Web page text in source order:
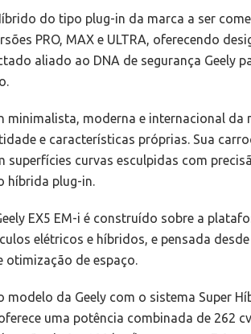
do tipo plug-in da marca a ser
PRO, MAX e ULTRA, oferecendo
aliado ao DNA de segurança Geely
minimalista, moderna e internacional da
e características próprias. Sua
superfícies curvas esculpidas com
híbrida plug-in.
EX5 EM-i é construído sobre a
elétricos e híbridos, e pensada
otimização de espaço.
modelo da Geely com o sistema Super
uma potência combinada de 262